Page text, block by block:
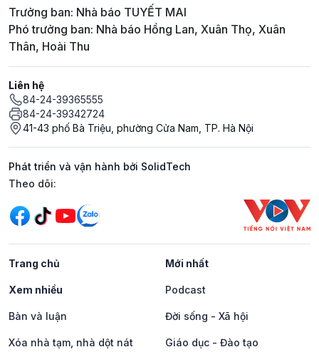
Trưởng ban: Nhà báo TUYẾT MAI
Phó trưởng ban: Nhà báo Hồng Lan, Xuân Thọ, Xuân
Thân, Hoài Thu
Liên hệ
84-24-39365555
84-24-39342724
41-43 phố Bà Triệu, phường Cửa Nam, TP. Hà Nội
Phát triển và vận hành bởi SolidTech
Mạng xã hội
Theo dõi:
Trang chủ Mới nhất
Xem nhiều Podcast
Bàn và luận Đời sống - Xã hội
Xóa nhà tạm, nhà dột nát Giáo dục - Đào tạo